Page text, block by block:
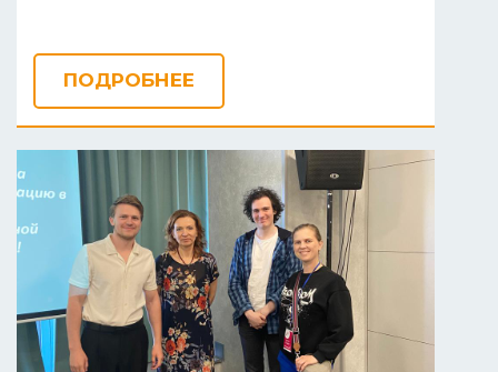
ПОДРОБНЕЕ